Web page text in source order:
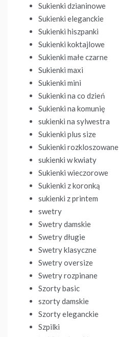
Sukienki dzianinowe
Sukienki eleganckie
Sukienki hiszpanki
Sukienki koktajlowe
Sukienki małe czarne
Sukienki maxi
Sukienki mini
Sukienki na co dzień
Sukienki na komunię
sukienki na sylwestra
Sukienki plus size
Sukienki rozkloszowane
sukienki w kwiaty
Sukienki wieczorowe
Sukienki z koronką
sukienki z printem
swetry
Swetry damskie
Swetry długie
Swetry klasyczne
Swetry oversize
Swetry rozpinane
Szorty basic
szorty damskie
Szorty eleganckie
Szpilki